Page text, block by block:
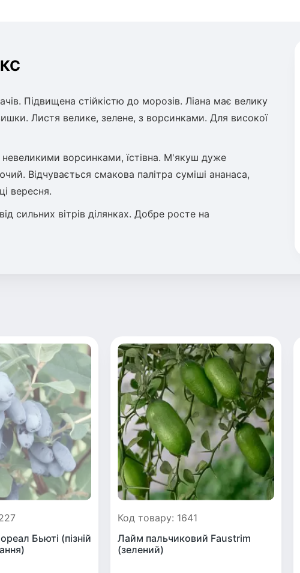
Підвищена стійкістю до морозів. Ліана має велику
Листя велике, зелене, з ворсинками. Для високої
ворсинками, їстівна. М'якуш дуже
Відчувається смакова палітра суміші ананаса,
вересня.
сильних вітрів ділянках. Добре росте на
Бьюті (пізній
Код товару: 1641
Лайм пальчиковий Faustrim
(зелений)